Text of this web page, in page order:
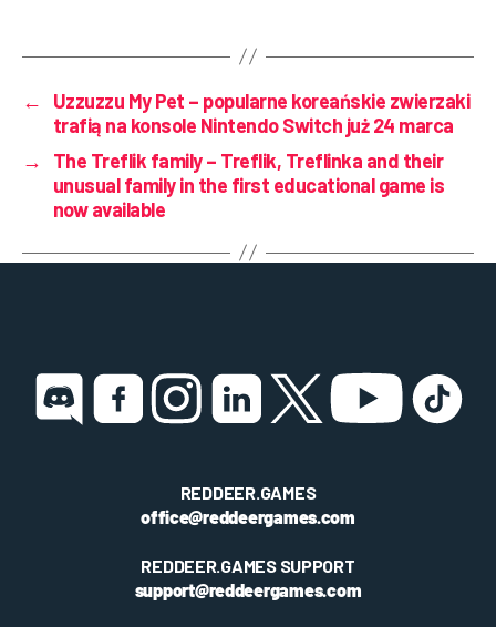
←
Uzzuzzu My Pet – popularne koreańskie zwierzaki
trafią na konsole Nintendo Switch już 24 marca
→
The Treflik family – Treflik, Treflinka and their
unusual family in the first educational game is
now available
REDDEER.GAMES
office@reddeergames.com
REDDEER.GAMES SUPPORT
support@reddeergames.com